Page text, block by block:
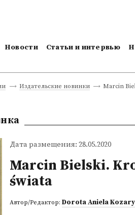
Новости Статьи и интервью
Издательские новинки Marcin
Дата размещения: 28.05.2020
Marcin Bielski.
świata
Автор/Редактор: Dorota Aniela